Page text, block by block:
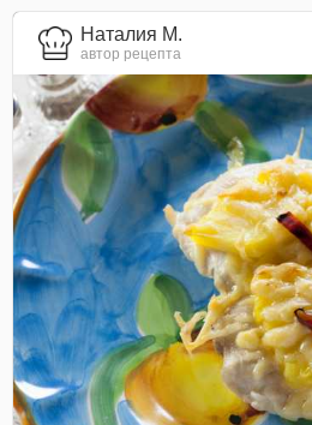
Наталия М.
автор рецепта